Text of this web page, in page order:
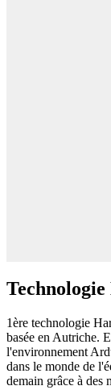
1ère technologie
basée en Autriche.
l'environnement
dans le monde de
demain grâce à des